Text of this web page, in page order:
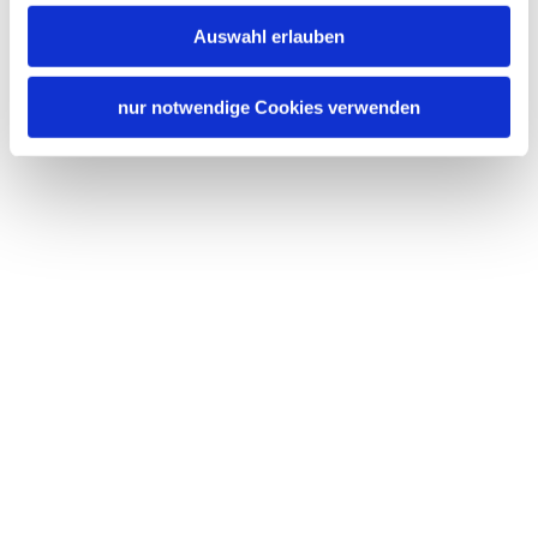
Auswahl erlauben
nur notwendige Cookies verwenden